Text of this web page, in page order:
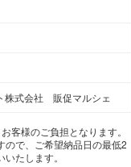
株式会社 販促マルシェ
客様のご負担となります。
ので、ご希望納品日の最低2
たします。